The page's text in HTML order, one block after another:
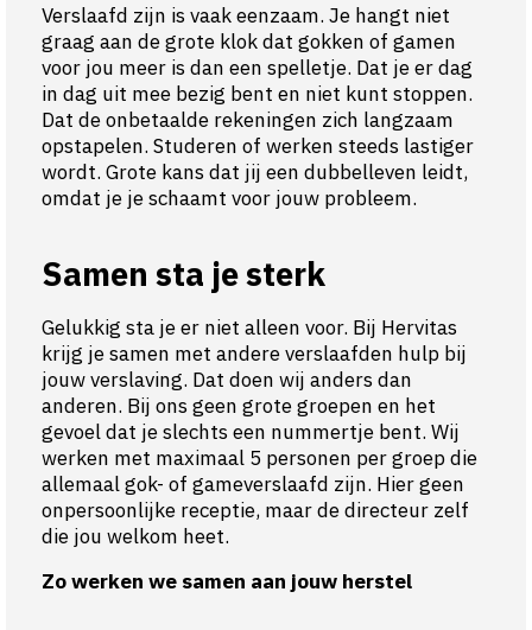
Verslaafd zijn is vaak eenzaam. Je hangt niet
graag aan de grote klok dat gokken of gamen
voor jou meer is dan een spelletje. Dat je er dag
in dag uit mee bezig bent en niet kunt stoppen.
Dat de onbetaalde rekeningen zich langzaam
opstapelen. Studeren of werken steeds lastiger
wordt. Grote kans dat jij een dubbelleven leidt,
omdat je je schaamt voor jouw probleem.
Samen sta je sterk
Gelukkig sta je er niet alleen voor. Bij Hervitas
krijg je samen met andere verslaafden hulp bij
jouw verslaving. Dat doen wij anders dan
anderen. Bij ons geen grote groepen en het
gevoel dat je slechts een nummertje bent. Wij
werken met maximaal 5 personen per groep die
allemaal gok- of gameverslaafd zijn. Hier geen
onpersoonlijke receptie, maar de directeur zelf
die jou welkom heet.
Zo werken we samen aan jouw herstel